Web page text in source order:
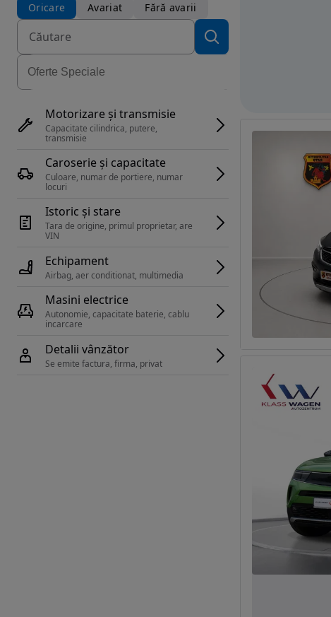
Oricare
Avariat Fără avarii
Motorizare și transmisie
Capacitate cilindrica, putere,
transmisie
Caroserie și capacitate
Culoare, numar de portiere, numar
locuri
Istoric și stare
Tara de origine, primul proprietar, are
Echipament
Airbag, aer conditionat, multimedia
Masini electrice
Autonomie, capacitate baterie, cablu
Detalii vânzător
Se emite factura, firma, privat